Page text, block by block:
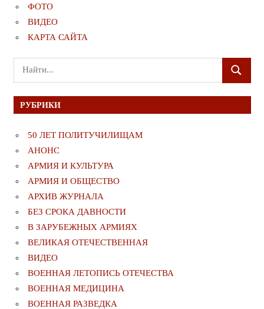
ФОТО
ВИДЕО
КАРТА САЙТА
Поиск
для:
ПОИСК
РУБРИКИ
50 ЛЕТ ПОЛИТУЧИЛИЩАМ
АНОНС
АРМИЯ И КУЛЬТУРА
АРМИЯ И ОБЩЕСТВО
АРХИВ ЖУРНАЛА
БЕЗ СРОКА ДАВНОСТИ
В ЗАРУБЕЖНЫХ АРМИЯХ
ВЕЛИКАЯ ОТЕЧЕСТВЕННАЯ
ВИДЕО
ВОЕННАЯ ЛЕТОПИСЬ ОТЕЧЕСТВА
ВОЕННАЯ МЕДИЦИНА
ВОЕННАЯ РАЗВЕДКА